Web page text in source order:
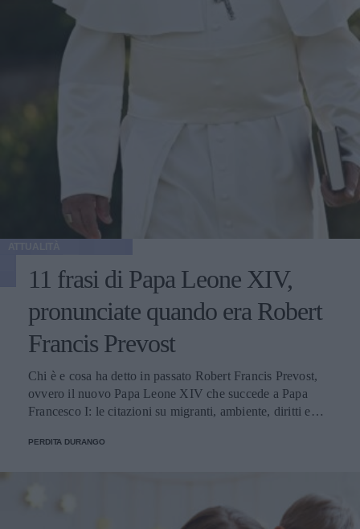
11 frasi di Papa Leone XIV,
pronunciate quando era Robert
Francis Prevost
Chi è e cosa ha detto in passato Robert Francis Prevost,
ovvero il nuovo Papa Leone XIV che succede a Papa
Francesco I: le citazioni su migranti, ambiente, diritti e
PERDITA DURANGO